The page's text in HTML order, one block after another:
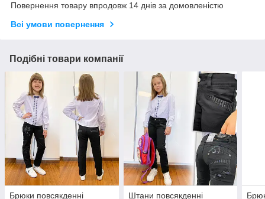
Повернення товару впродовж 14 днів за домовленістю
Всі умови повернення
Подібні товари компанії
Брюки повсякденні
Штани повсякденні